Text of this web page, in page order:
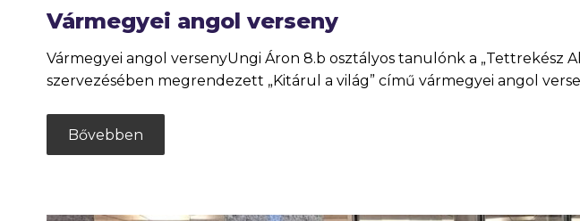
Vármegyei angol verseny
Vármegyei angol versenyUngi Áron 8.b osztályos tanulónk a „Tettrekész
szervezésében megrendezett „Kitárul a világ” című vármegyei angol
Bővebben